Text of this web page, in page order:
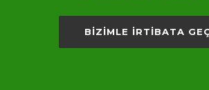
BİZİMLE İRTİBATA